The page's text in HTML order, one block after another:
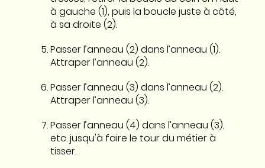
à gauche (1), puis la boucle juste à côté,
à sa droite (2).
Passer l’anneau (2) dans l’anneau (1).
Attraper l’anneau (2).
Passer l’anneau (3) dans l’anneau (2).
Attraper l’anneau (3).
Passer l’anneau (4) dans l’anneau (3),
etc. jusqu'à faire le tour du métier à
tisser.